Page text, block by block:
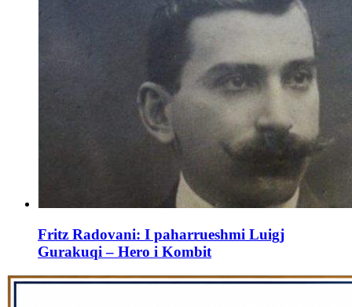
Fritz Radovani: I paharrueshmi Luigj
Gurakuqi – Hero i Kombit